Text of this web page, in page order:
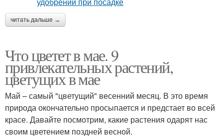
читать дальше →
Что цветет в мае. 9
привлекательных растений,
цветущих в мае
Май – самый "цветущий" весенний месяц. В это время
природа окончательно просыпается и предстает во всей
красе. Давайте посмотрим, какие растения одарят нас
своим цветением поздней весной.